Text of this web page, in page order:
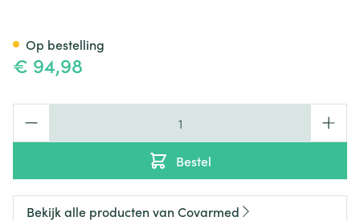
€ 94,98
Bestel
Op bestelling
Bekijk alle producten van Covarmed